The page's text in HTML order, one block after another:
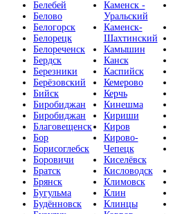
Белебей
Белово
Белогорск
Белорецк
Белореченск
Бердск
Березники
Берёзовский
Бийск
Биробиджан
Биробиджан
Благовещенск
Бор
Борисоглебск
Боровичи
Братск
Брянск
Бугульма
Будённовск
Каменск -
Уральский
Каменск-
Шахтинский
Камышин
Канск
Каспийск
Кемерово
Керчь
Кинешма
Кириши
Киров
Кирово-
Чепецк
Киселёвск
Кисловодск
Климовск
Клин
Клинцы